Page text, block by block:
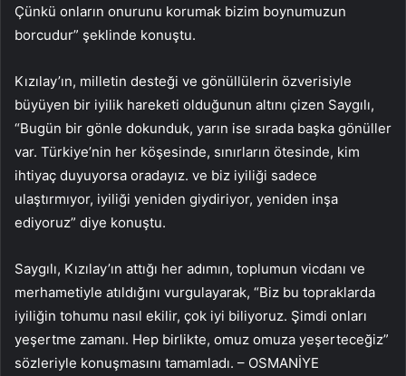
Çünkü onların onurunu korumak bizim boynumuzun
borcudur” şeklinde konuştu.
Kızılay’ın, milletin desteği ve gönüllülerin özverisiyle
büyüyen bir iyilik hareketi olduğunun altını çizen Saygılı,
“Bugün bir gönle dokunduk, yarın ise sırada başka gönüller
var. Türkiye’nin her köşesinde, sınırların ötesinde, kim
ihtiyaç duyuyorsa oradayız. ve biz iyiliği sadece
ulaştırmıyor, iyiliği yeniden giydiriyor, yeniden inşa
ediyoruz” diye konuştu.
Saygılı, Kızılay’ın attığı her adımın, toplumun vicdanı ve
merhametiyle atıldığını vurgulayarak, “Biz bu topraklarda
iyiliğin tohumu nasıl ekilir, çok iyi biliyoruz. Şimdi onları
yeşertme zamanı. Hep birlikte, omuz omuza yeşerteceğiz”
sözleriyle konuşmasını tamamladı. – OSMANİYE